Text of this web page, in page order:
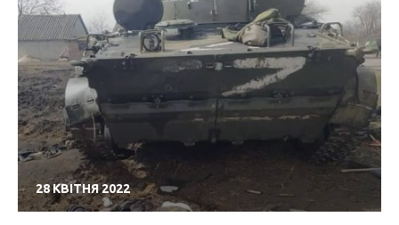
28 КВІТНЯ 2022